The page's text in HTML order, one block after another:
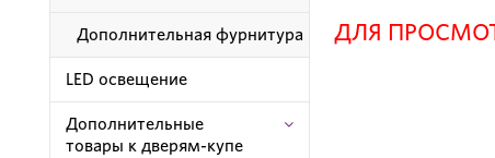
Дополнительная фурнитура
LED освещение
Дополнительные
товары к дверям-купе
ДЛЯ